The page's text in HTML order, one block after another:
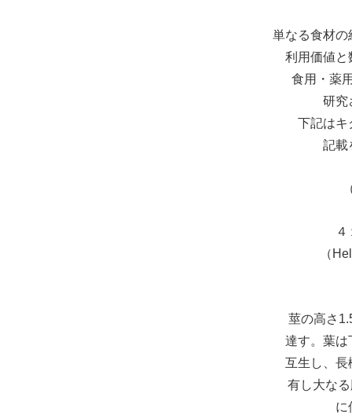
単なる食材の
利用価値と
食用・薬
研究
下記はキ
記載
（
莖の高さ
達す。葉は
互生し、長
有し大な
に